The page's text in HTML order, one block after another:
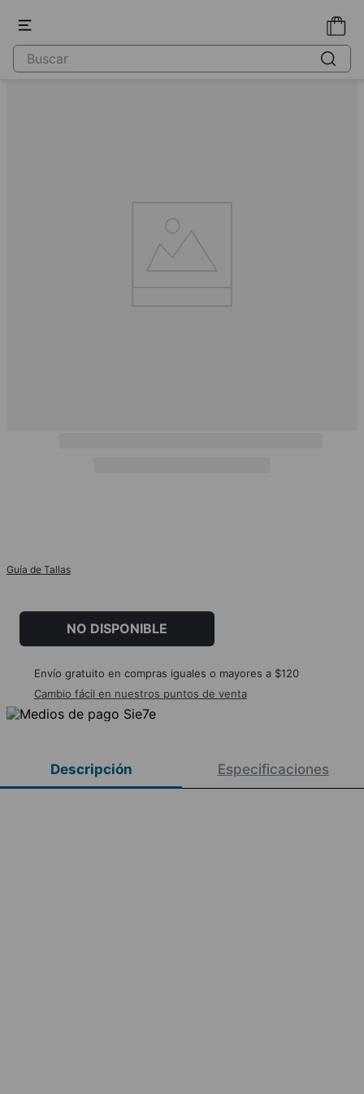
Guía de Tallas
NO DISPONIBLE
Envío gratuito en compras iguales o mayores a $120
Cambio fácil en nuestros puntos de venta
Descripción Especificaciones